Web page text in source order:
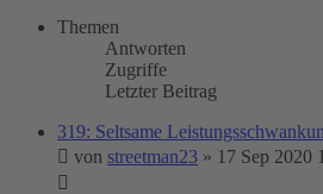
Themen
Antworten
Zugriffe
Letzter Beitrag
319: Seltsame
von streetman23 » 17 Sep 2020